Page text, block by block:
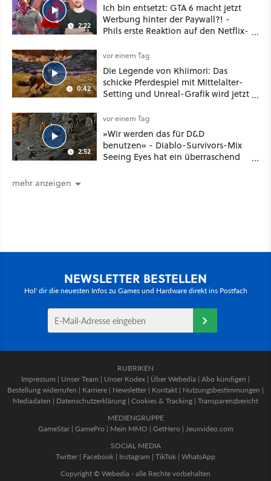
2:22
Ich bin entsetzt: GTA 6 macht jetzt
Werbung hinter der Paywall?! -
Phils erste Reaktion auf den Netflix-
0:42
vor einem Tag
Die Legende von Khiimori: Das
schicke Pferdespiel mit Mittelalter-
Setting und Unreal-Grafik wird jetzt
2:52
vor einem Tag
»Wir werden das für D&D
benutzen« - Diablo-Survivors-Mix
Seeing Eyes hat ein überraschend
mehr anzeigen
NEWSLETTER BESTELLEN
Hol' dir die neuesten Infos zu Games und Hardware direkt ins Postfach
RUBRIKEN
Impressum | Unser Team | Unser Kodex | Über Webedia | Abo kündigen |
Bestellung widerrufen | Karriere | Newsletter | Kontakt | Nutzungsbestimmungen |
Mediadaten | Datenschutzerklärung | Cookies & Tracking | Transparenzbericht
MEDIENGRUPPE
GameStar| GamePro | Mein MMO | GetHero | Jeuxvideo.com
SOCIAL MEDIA
Twitter | Facebook | Instagram | TikTok | WhatsApp
Copyright © Webedia - alle Rechte vorbehalten